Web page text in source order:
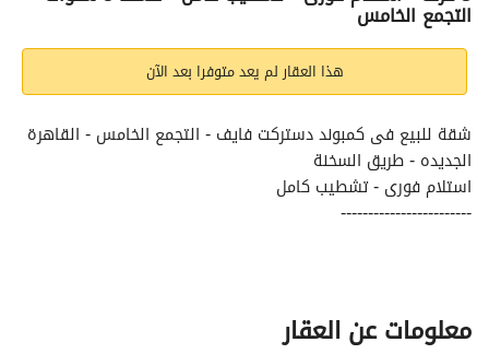
التجمع الخامس
هذا العقار لم يعد متوفرا بعد الآن
الجديده - طريق السخنة
استلام فورى - تشطيب كامل
------------------------
-------------------------------
مقدم : 4,500,000
معلومات عن العقار